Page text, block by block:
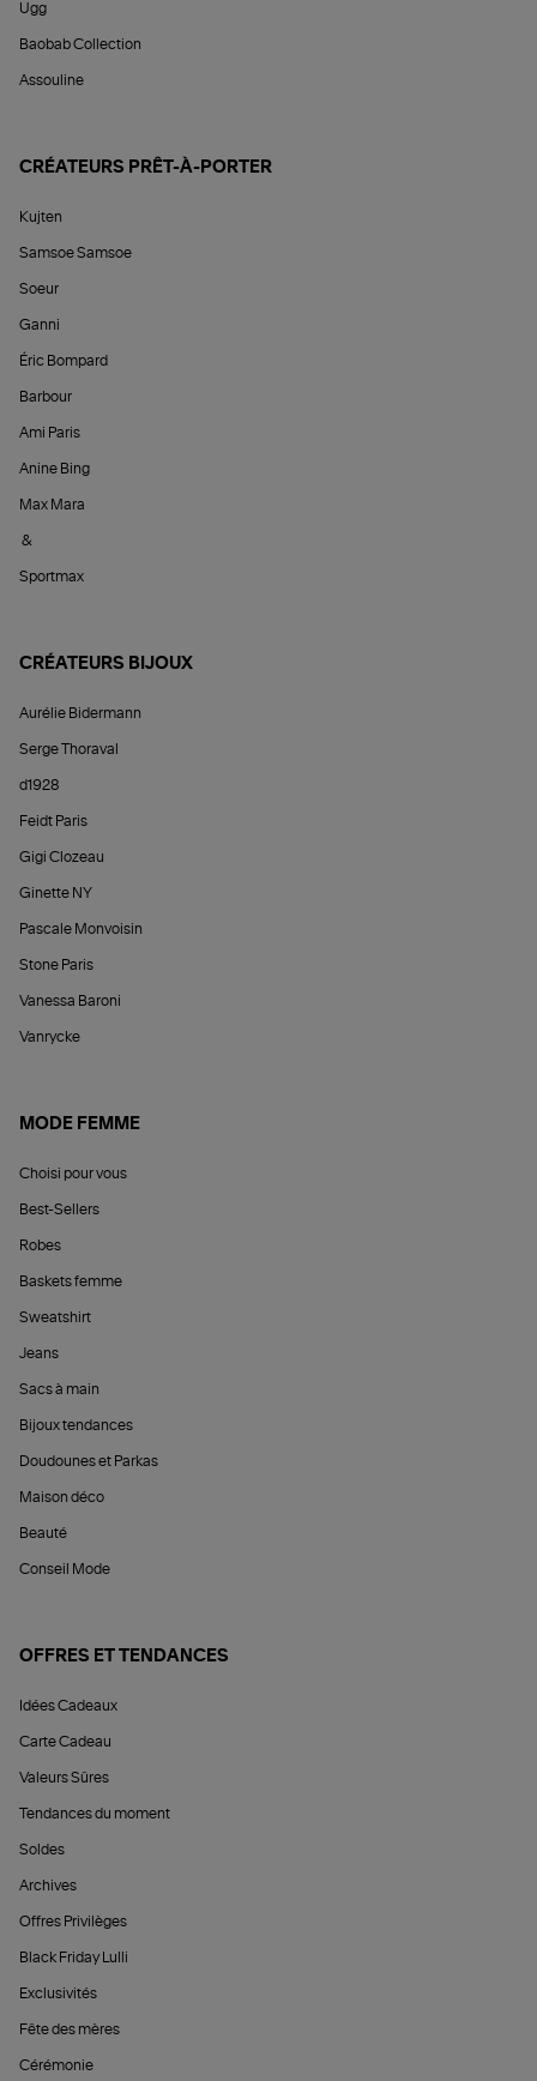
Ugg
Baobab Collection
Assouline
CRÉATEURS PRÊT-À-PORTER
Kujten
Samsoe Samsoe
Soeur
Ganni
Éric Bompard
Barbour
Ami Paris
Anine Bing
Max Mara
&
Sportmax
CRÉATEURS BIJOUX
Aurélie Bidermann
Serge Thoraval
d1928
Feidt Paris
Gigi Clozeau
Ginette NY
Pascale Monvoisin
Stone Paris
Vanessa Baroni
Vanrycke
MODE FEMME
Choisi pour vous
Best-Sellers
Robes
Baskets femme
Sweatshirt
Jeans
Sacs à main
Bijoux tendances
Doudounes et Parkas
Maison déco
Beauté
Conseil Mode
OFFRES ET TENDANCES
Idées Cadeaux
Carte Cadeau
Valeurs Sûres
Tendances du moment
Soldes
Archives
Offres Privilèges
Black Friday Lulli
Exclusivités
Fête des mères
Cérémonie